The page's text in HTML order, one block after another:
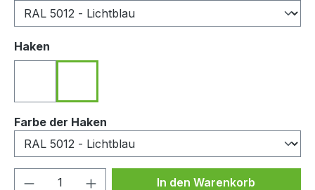
Haken
Farbe der Haken
Produkt Anzahl: Gib denIn den Warenkorb